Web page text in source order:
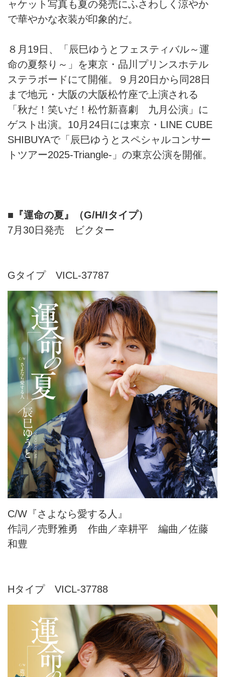
ャケット写真も夏の発売にふさわしく涼やか
で華やかな衣装が印象的だ。
８月19日、「辰巳ゆうとフェスティバル～運
命の夏祭り～」を東京・品川プリンスホテル
ステラボードにて開催。９月20日から同28日
まで地元・大阪の大阪松竹座で上演される
「秋だ！笑いだ！松竹新喜劇 九月公演」に
ゲスト出演。10月24日には東京・LINE CUBE
SHIBUYAで「辰巳ゆうとスペシャルコンサー
トツアー2025-Triangle-」の東京公演を開催。
■『運命の夏』（G/H/Iタイプ）
7月30日発売 ビクター
Gタイプ VICL-37787
C/W『さよなら愛する人』
作詞／売野雅勇 作曲／幸耕平 編曲／佐藤
和豊
Hタイプ VICL-37788